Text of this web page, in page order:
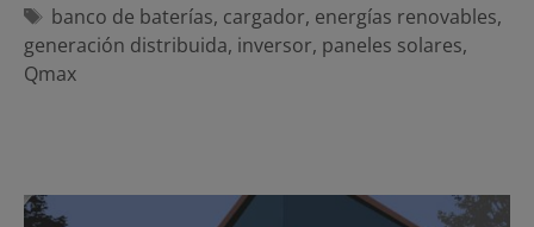
Etiquetas
banco de baterías, cargador, energías renovables,
generación distribuida, inversor, paneles solares,
Qmax